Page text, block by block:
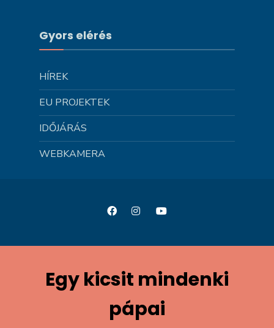
Gyors elérés
HÍREK
EU PROJEKTEK
IDŐJÁRÁS
WEBKAMERA
Egy kicsit mindenki
pápai